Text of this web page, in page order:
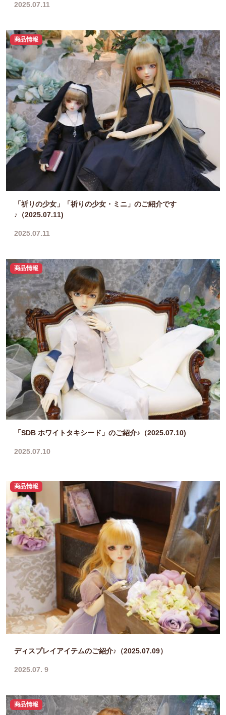
2025.07.11
商品情報
「祈りの少女」「祈りの少女・ミニ」のご紹介です
♪（2025.07.11)
2025.07.11
商品情報
「SDB ホワイトタキシード」のご紹介♪（2025.07.10)
2025.07.10
商品情報
ディスプレイアイテムのご紹介♪（2025.07.09）
2025.07. 9
商品情報